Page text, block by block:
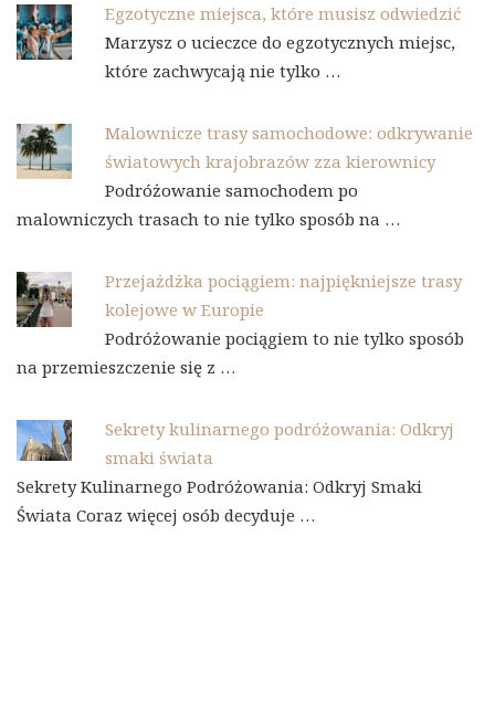
Egzotyczne miejsca, które musisz odwiedzić
Marzysz o ucieczce do egzotycznych miejsc,
które zachwycają nie tylko …
Malownicze trasy samochodowe: odkrywanie
światowych krajobrazów zza kierownicy
Podróżowanie samochodem po
malowniczych trasach to nie tylko sposób na …
Przejażdżka pociągiem: najpiękniejsze trasy
kolejowe w Europie
Podróżowanie pociągiem to nie tylko sposób
na przemieszczenie się z …
Sekrety kulinarnego podróżowania: Odkryj
smaki świata
Sekrety Kulinarnego Podróżowania: Odkryj Smaki
Świata Coraz więcej osób decyduje …